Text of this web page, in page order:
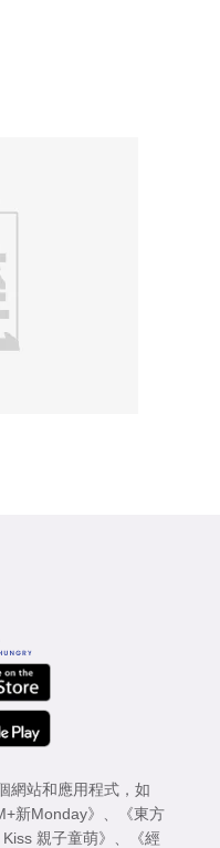
網站和應用程式，如
新Monday》
《東方
Kiss 親子童萌》
《經